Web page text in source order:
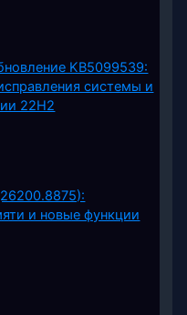
KB5099539:
системы и
22H2
и новые функции